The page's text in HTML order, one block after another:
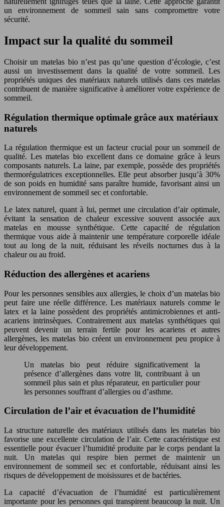
un environnement de sommeil sain sans compromettre votre
sécurité.
Impact sur la qualité du sommeil
Choisir un matelas bio n’est pas qu’une question d’écologie, c’est
aussi un investissement dans la qualité de votre sommeil. Les
propriétés uniques des matériaux naturels utilisés dans ces matelas
contribuent de manière significative à améliorer votre expérience de
sommeil.
Régulation thermique optimale grâce aux matériaux
naturels
La régulation thermique est un facteur crucial pour un sommeil de
qualité. Les matelas bio excellent dans ce domaine grâce à leurs
composants naturels. La laine, par exemple, possède des propriétés
thermorégulatrices exceptionnelles. Elle peut absorber jusqu’à 30%
de son poids en humidité sans paraître humide, favorisant ainsi un
environnement de sommeil sec et confortable.
Le latex naturel, quant à lui, permet une circulation d’air optimale,
évitant la sensation de chaleur excessive souvent associée aux
matelas en mousse synthétique. Cette capacité de régulation
thermique vous aide à maintenir une température corporelle idéale
tout au long de la nuit, réduisant les réveils nocturnes dus à la
chaleur ou au froid.
Réduction des allergènes et acariens
Pour les personnes sensibles aux allergies, le choix d’un matelas bio
peut faire une réelle différence. Les matériaux naturels comme le
latex et la laine possèdent des propriétés antimicrobiennes et anti-
acariens intrinsèques. Contrairement aux matelas synthétiques qui
peuvent devenir un terrain fertile pour les acariens et autres
allergènes, les matelas bio créent un environnement peu propice à
leur développement.
Un matelas bio peut réduire significativement la
présence d’allergènes dans votre lit, contribuant à un
sommeil plus sain et plus réparateur, en particulier pour
les personnes souffrant d’allergies ou d’asthme.
Circulation de l’air et évacuation de l’humidité
La structure naturelle des matériaux utilisés dans les matelas bio
favorise une excellente circulation de l’air. Cette caractéristique est
essentielle pour évacuer l’humidité produite par le corps pendant la
nuit. Un matelas qui respire bien permet de maintenir un
environnement de sommeil sec et confortable, réduisant ainsi les
risques de développement de moisissures et de bactéries.
La capacité d’évacuation de l’humidité est particulièrement
importante pour les personnes qui transpirent beaucoup la nuit. Un